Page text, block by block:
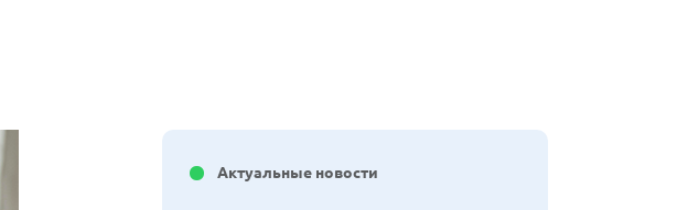
Актуальные новости